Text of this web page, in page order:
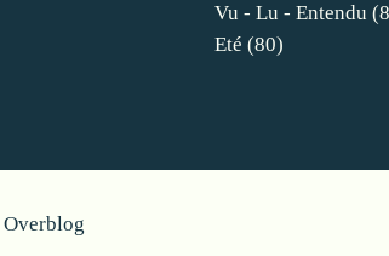
Vu - Lu - Entendu
Eté (80)
Overblog